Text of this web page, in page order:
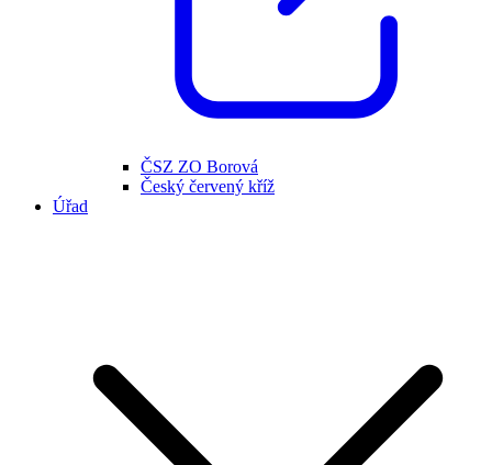
ČSZ ZO Borová
Český červený kříž
Úřad